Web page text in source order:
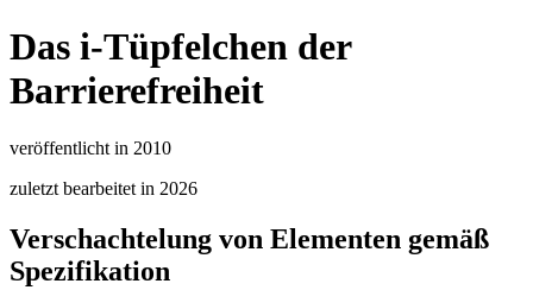
Das i-Tüpfelchen der
Barrierefreiheit
veröffentlicht in 2010
zuletzt bearbeitet in 2026
Verschachtelung von Elementen gemäß
Spezifikation